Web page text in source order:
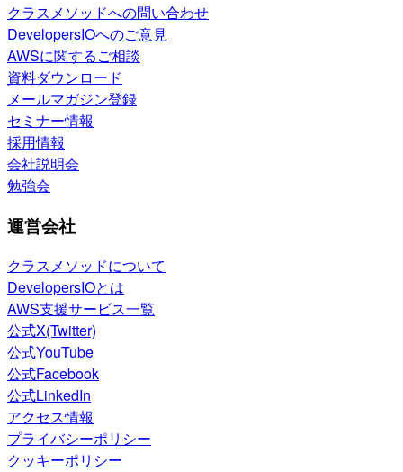
クラスメソッドへの問い合わせ
DevelopersIOへのご意見
AWSに関するご相談
資料ダウンロード
メールマガジン登録
セミナー情報
採用情報
会社説明会
勉強会
運営会社
クラスメソッドについて
DevelopersIOとは
AWS支援サービス一覧
公式X(Twitter)
公式YouTube
公式Facebook
公式LinkedIn
アクセス情報
プライバシーポリシー
クッキーポリシー